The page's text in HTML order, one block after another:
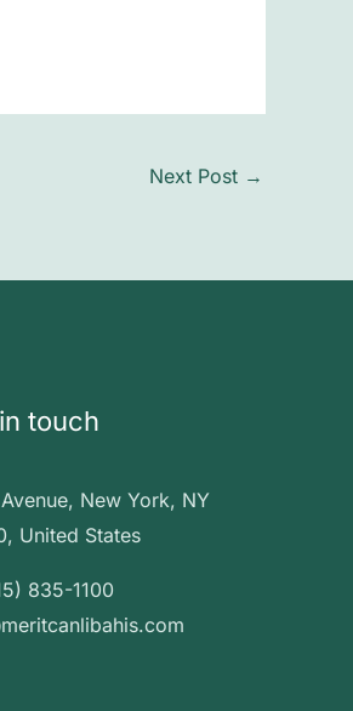
Next Post →
touch
New York, NY
United States
835-1100